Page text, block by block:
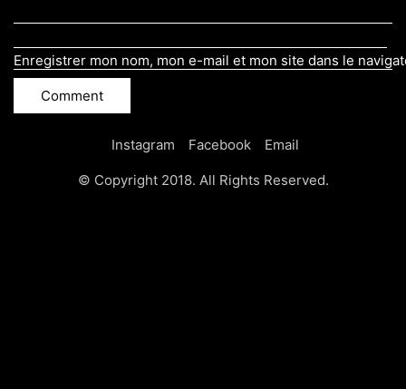
Enregistrer mon nom, mon e-mail et mon site dans le
Instagram Facebook Email
© Copyright 2018. All Rights Reserved.